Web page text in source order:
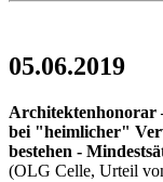
05.06.2019
Architektenhonorar
bei "heimlicher"
bestehen -
(OLG Celle, Urteil